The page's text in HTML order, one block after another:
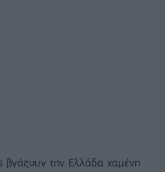
βγάζουν την Ελλάδα χαμένη